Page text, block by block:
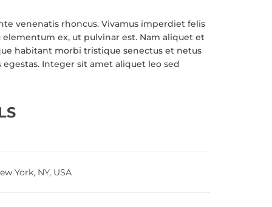
venenatis rhoncus. Vivamus imperdiet felis
elementum ex, ut pulvinar est. Nam aliquet et
habitant morbi tristique senectus et netus
Integer sit amet aliquet leo sed
York, NY, USA